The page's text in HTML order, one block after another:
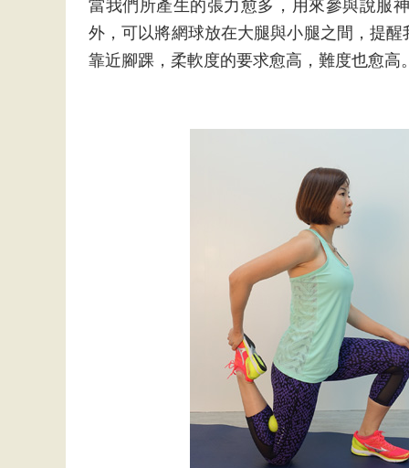
當我們所產生的張力愈多，用來參與說服
外，可以將網球放在大腿與小腿之間，提
靠近腳踝，柔軟度的要求愈高，難度也愈高